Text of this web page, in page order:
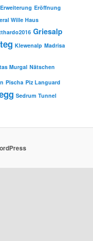
Erweiterung Eröffnung
Wille Haus
Griesalp
Klewenalp Madrisa
Murgal Nätschen
Pischa Piz Languard
Sedrum Tunnel